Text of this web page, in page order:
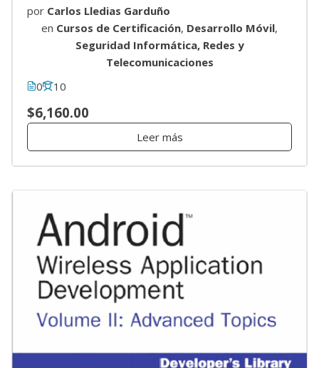
por Carlos Lledias Garduño
en Cursos de Certificación, Desarrollo Móvil,
Seguridad Informática, Redes y
Telecomunicaciones
0
10
$6,160.00
Leer más